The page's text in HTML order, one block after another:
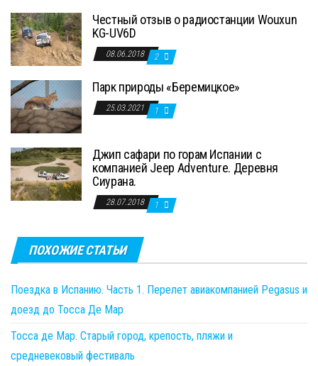
Честный отзыв о радиостанции Wouxun
KG-UV6D
08.06.2018 2
Парк природы «Беремицкое»
25.03.2021 1
Джип сафари по горам Испании с
компанией Jeep Adventure. Деревня
Сиурана.
28.07.2018 1
ПОХОЖИЕ СТАТЬИ
Поездка в Испанию. Часть 1. Перелет авиакомпанией Pegasus и
доезд до Тосса Де Мар
Тосса де Мар. Старый город, крепость, пляжи и
средневековый фестиваль